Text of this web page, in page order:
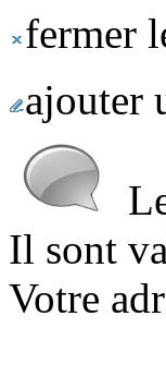
fermer
ajouter
Il sont
Votre